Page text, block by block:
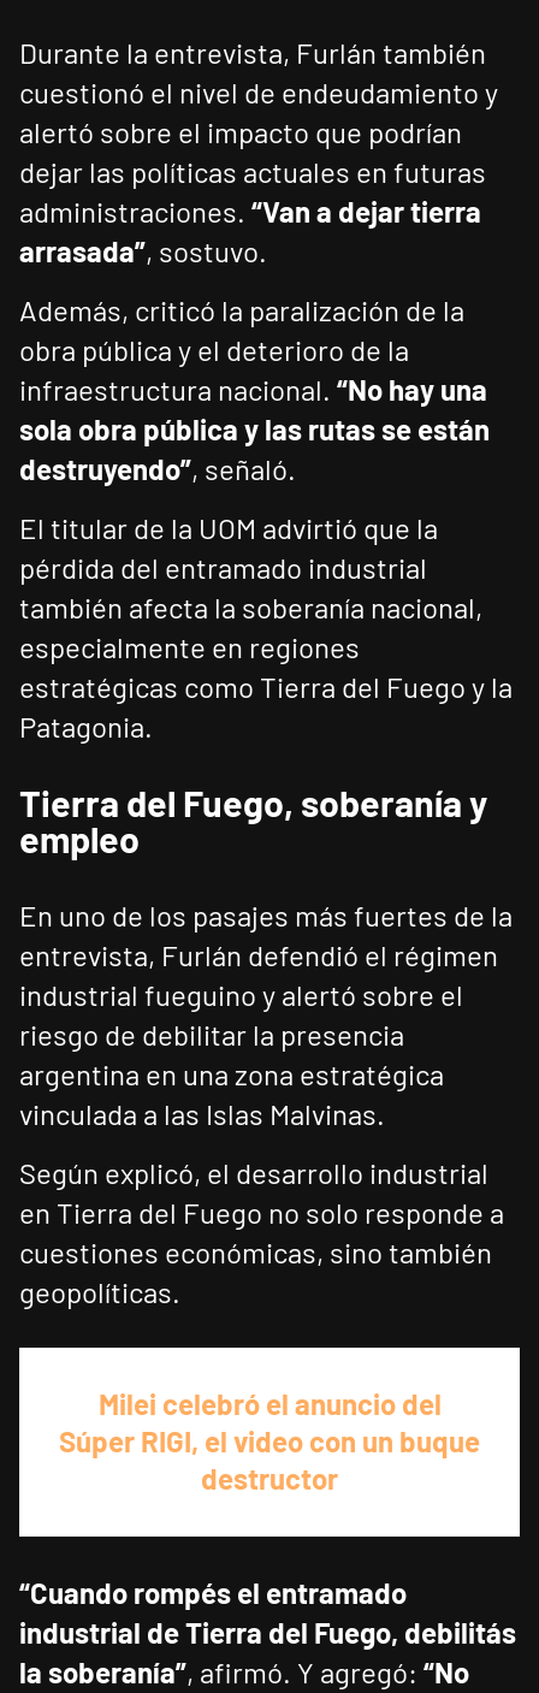
Durante la entrevista, Furlán también
cuestionó el nivel de endeudamiento y
alertó sobre el impacto que podrían
dejar las políticas actuales en futuras
administraciones. “Van a dejar tierra
arrasada”, sostuvo.
Además, criticó la paralización de la
obra pública y el deterioro de la
infraestructura nacional. “No hay una
sola obra pública y las rutas se están
destruyendo”, señaló.
El titular de la UOM advirtió que la
pérdida del entramado industrial
también afecta la soberanía nacional,
especialmente en regiones
estratégicas como Tierra del Fuego y la
Patagonia.
Tierra del Fuego, soberanía y
empleo
En uno de los pasajes más fuertes de la
entrevista, Furlán defendió el régimen
industrial fueguino y alertó sobre el
riesgo de debilitar la presencia
argentina en una zona estratégica
vinculada a las Islas Malvinas.
Según explicó, el desarrollo industrial
en Tierra del Fuego no solo responde a
cuestiones económicas, sino también
geopolíticas.
Milei celebró el anuncio del
Súper RIGI, el video con un buque
destructor
“Cuando rompés el entramado
industrial de Tierra del Fuego, debilitás
la soberanía”, afirmó. Y agregó: “No